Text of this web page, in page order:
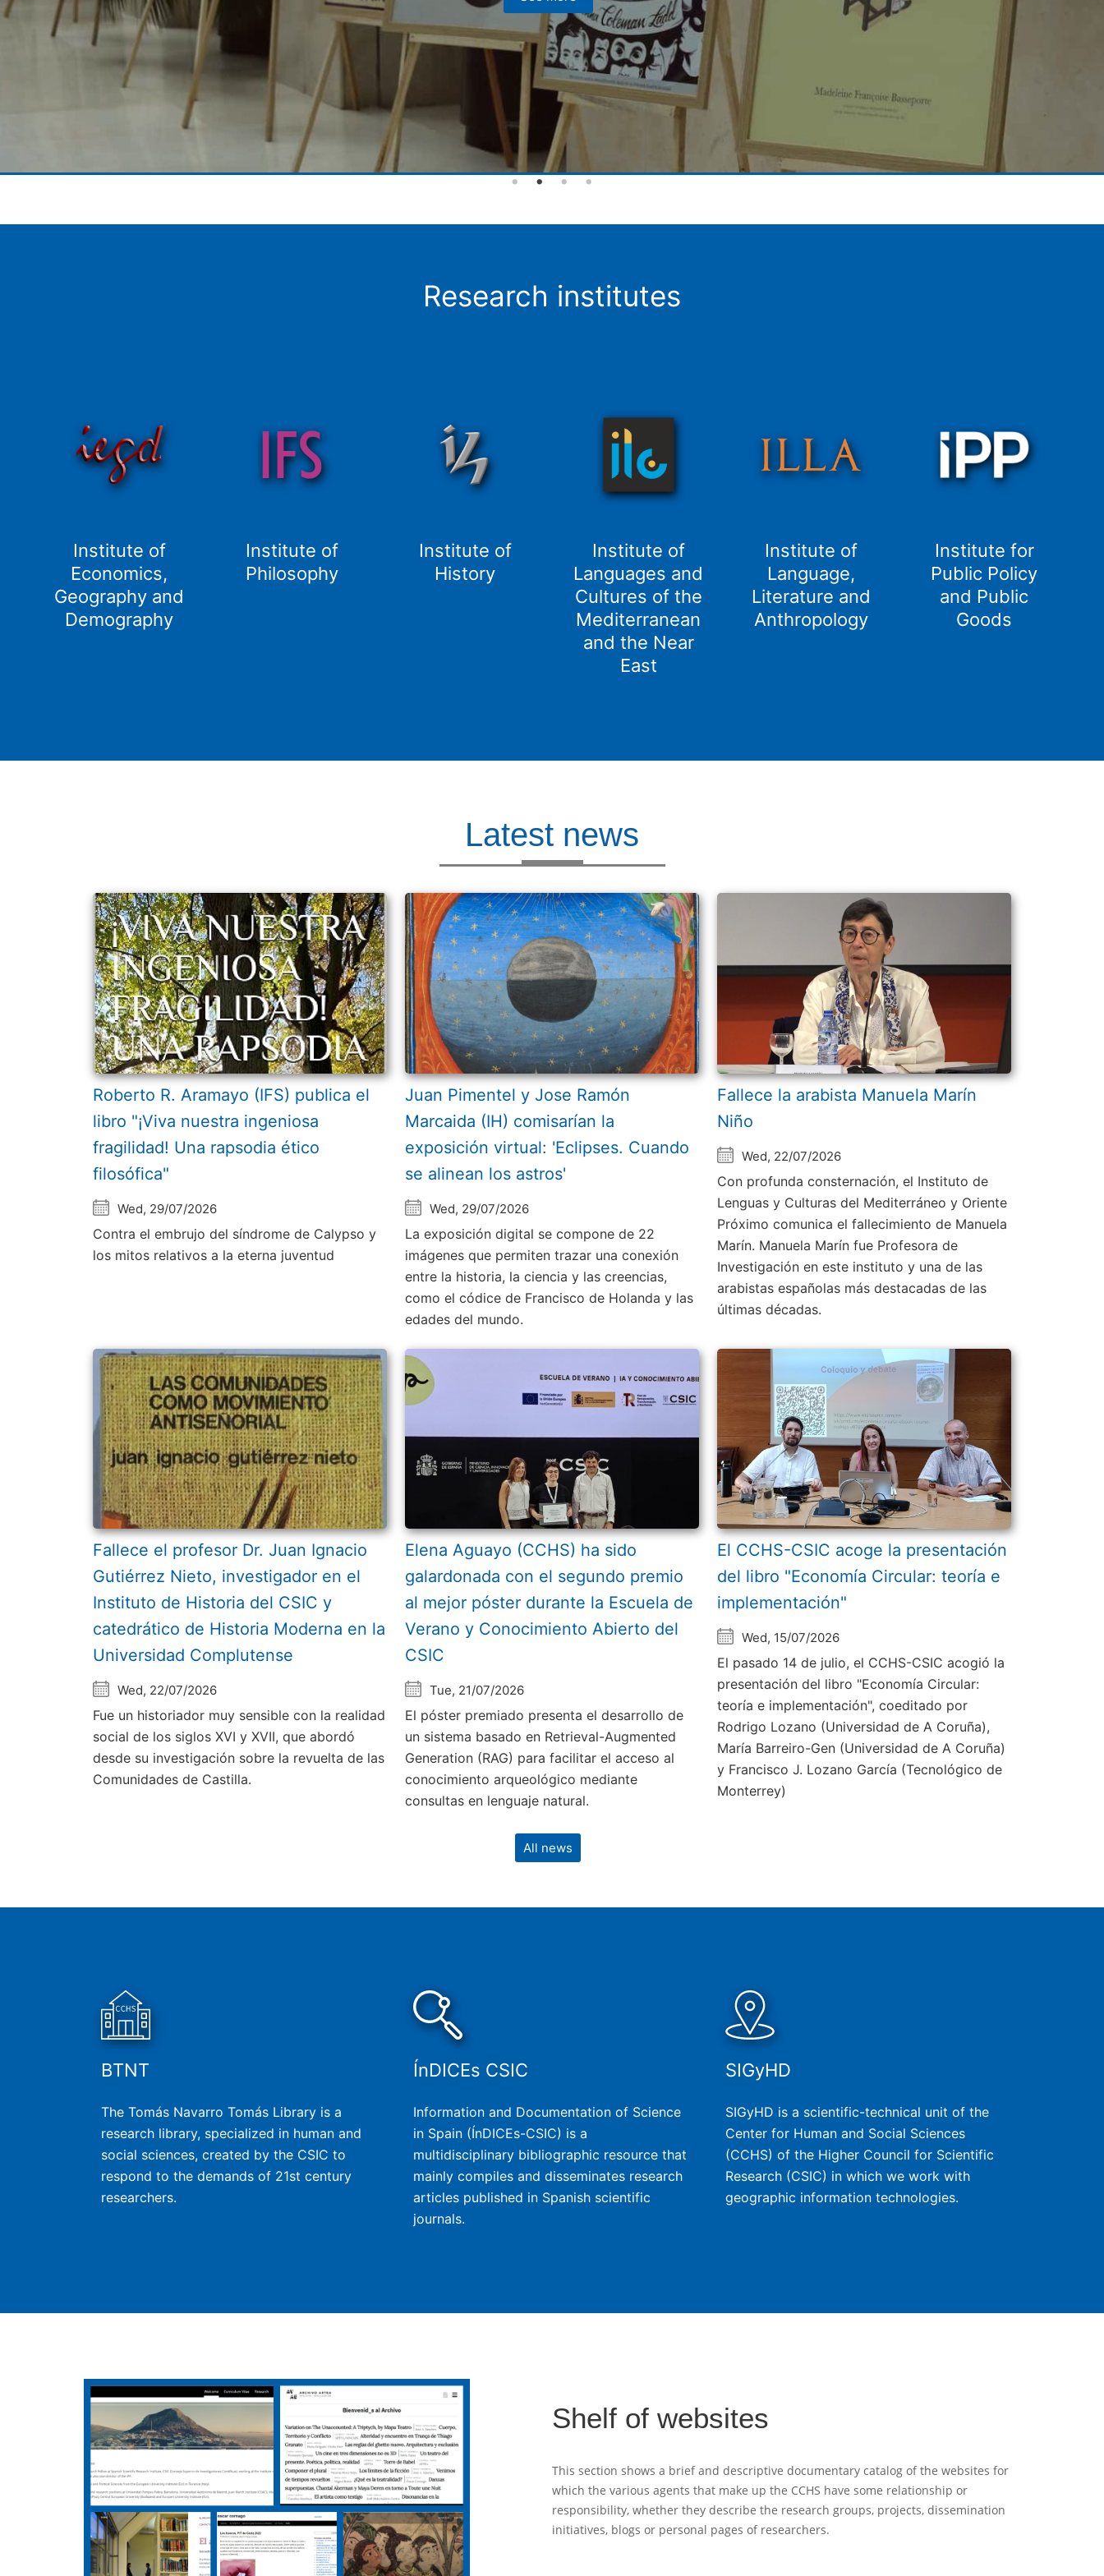
Research institutes
Institute of
Economics,
Geography and
Demography
Institute of
Philosophy
Institute of
History
Institute of
Languages and
Cultures of the
Mediterranean
and the Near
East
Institute of
Language,
Literature and
Anthropology
Institute for
Public Policy
and Public
Goods
Latest news
Roberto R. Aramayo (IFS) publica el
libro "¡Viva nuestra ingeniosa
fragilidad! Una rapsodia ético
filosófica"
Wed, 29/07/2026
Contra el embrujo del síndrome de Calypso y
los mitos relativos a la eterna juventud
Juan Pimentel y Jose Ramón
Marcaida (IH) comisarían la
exposición virtual: 'Eclipses. Cuando
se alinean los astros'
Wed, 29/07/2026
La exposición digital se compone de 22
imágenes que permiten trazar una conexión
entre la historia, la ciencia y las creencias,
como el códice de Francisco de Holanda y las
edades del mundo.
Fallece la arabista Manuela Marín
Niño
Wed, 22/07/2026
Con profunda consternación, el Instituto de
Lenguas y Culturas del Mediterráneo y Oriente
Próximo comunica el fallecimiento de Manuela
Marín. Manuela Marín fue Profesora de
Investigación en este instituto y una de las
arabistas españolas más destacadas de las
últimas décadas.
Fallece el profesor Dr. Juan Ignacio
Gutiérrez Nieto, investigador en el
Instituto de Historia del CSIC y
catedrático de Historia Moderna en la
Universidad Complutense
Wed, 22/07/2026
Fue un historiador muy sensible con la realidad
social de los siglos XVI y XVII, que abordó
desde su investigación sobre la revuelta de las
Comunidades de Castilla.
Elena Aguayo (CCHS) ha sido
galardonada con el segundo premio
al mejor póster durante la Escuela de
Verano y Conocimiento Abierto del
CSIC
Tue, 21/07/2026
El póster premiado presenta el desarrollo de
un sistema basado en Retrieval-Augmented
Generation (RAG) para facilitar el acceso al
conocimiento arqueológico mediante
consultas en lenguaje natural.
El CCHS-CSIC acoge la presentación
del libro "Economía Circular: teoría e
implementación"
Wed, 15/07/2026
El pasado 14 de julio, el CCHS-CSIC acogió la
presentación del libro "Economía Circular:
teoría e implementación", coeditado por
Rodrigo Lozano (Universidad de A Coruña),
María Barreiro-Gen (Universidad de A Coruña)
y Francisco J. Lozano García (Tecnológico de
Monterrey)
All news
BTNT
The Tomás Navarro Tomás Library is a
research library, specialized in human and
social sciences, created by the CSIC to
respond to the demands of 21st century
researchers.
ÍnDICEs CSIC
Information and Documentation of Science
in Spain (ÍnDICEs-CSIC) is a
multidisciplinary bibliographic resource that
mainly compiles and disseminates research
articles published in Spanish scientific
journals.
SIGyHD
SIGyHD is a scientific-technical unit of the
Center for Human and Social Sciences
(CCHS) of the Higher Council for Scientific
Research (CSIC) in which we work with
geographic information technologies.
Shelf of websites
This section shows a brief and descriptive documentary catalog of the websites for
which the various agents that make up the CCHS have some relationship or
responsibility, whether they describe the research groups, projects, dissemination
initiatives, blogs or personal pages of researchers.